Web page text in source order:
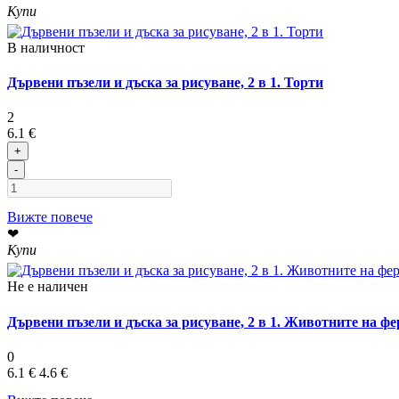
Купи
В наличност
Дървени пъзели и дъска за рисуване, 2 в 1. Торти
2
6.1 €
+
-
Вижте повече
❤
Купи
Не е наличен
Дървени пъзели и дъска за рисуване, 2 в 1. Животните на
0
6.1 € 4.6 €